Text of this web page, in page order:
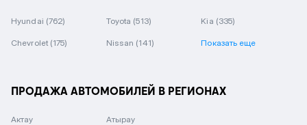
Hyundai (762) Toyota (513) Kia (335)
Chevrolet (175) Nissan (141) Показать еще
ПРОДАЖА АВТОМОБИЛЕЙ В РЕГИОНАХ
Актау Атырау